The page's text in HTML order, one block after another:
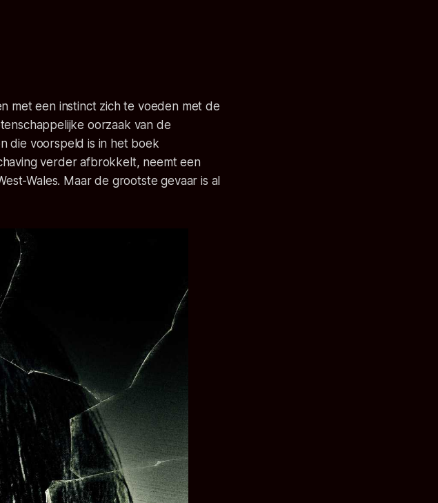
met een instinct zich te voeden met de
oorzaak van de
die voorspeld is in het boek
verder afbrokkelt, neemt een
Wales. Maar de grootste gevaar is al